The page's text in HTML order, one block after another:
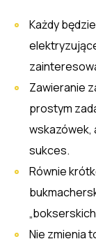
Każdy
Zawieranie
prostym
wskazówek,
sukces.
Równie
Nie zmienia